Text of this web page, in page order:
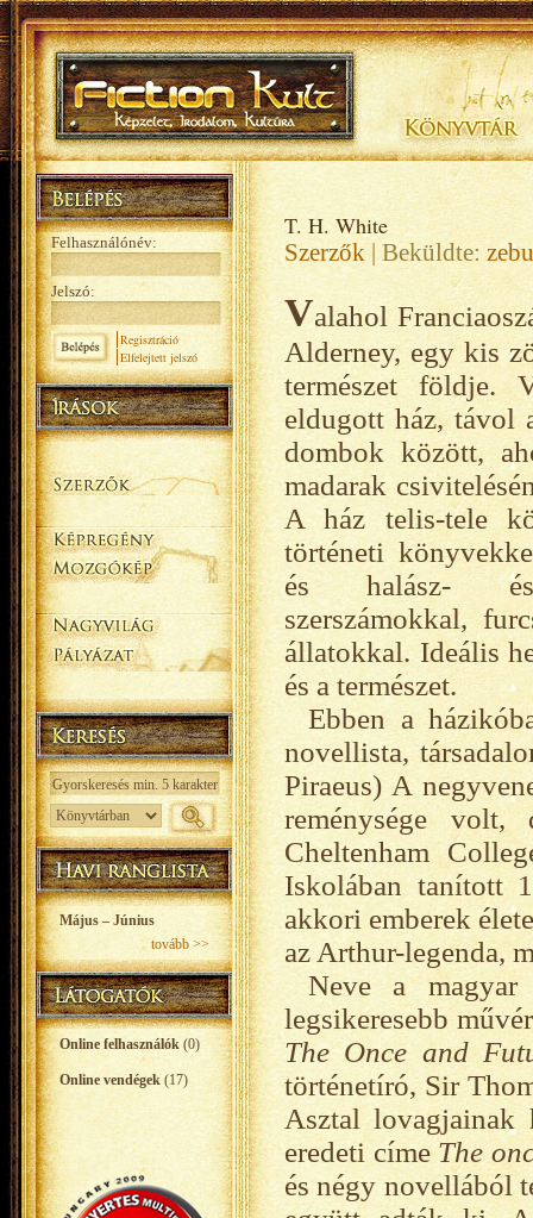
Felhasználónév:
Jelszó:
Regisztráció
Elfelejtett jelszó
Május – Június
tovább >>
Online felhasználók (0)
Online vendégek (17)
T. H. White
Szerzők | Beküldte: zebu
Valahol
Alderney, egy kis
természet földje.
eldugott ház, távol
dombok között,
madarak
A ház telis-tele
történeti
és halász- és
szerszámokkal,
állatokkal. Ideális
és a természet.
Ebben a
novellista,
Piraeus) A
reménysége
Cheltenham
Iskolában tanított
akkori emberek
az Arthur-legenda,
Neve a magyar
legsikeresebb
The Once and
történetíró, Sir
Asztal lovagjainak
eredeti címe The
és négy novellából